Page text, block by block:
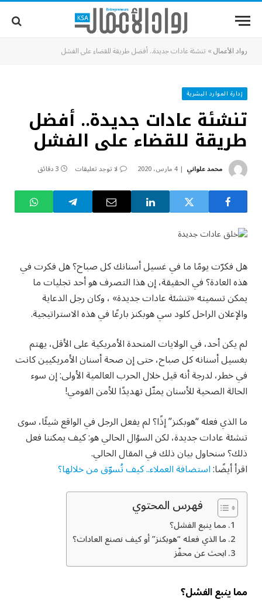
رواد الأعمال» تنشئة عادات جديدة.. أفضل طريقة للقضاء على الفشل
إدارة الموارد البشرية
تنشئة عادات جديدة.. أفضل
طريقة للقضاء على الفشل
محمد علواني 4 مارس، 2020 لا توجد تعليقات 3 دقائق
هل فكرّت يومًا ما في غسيل أسنانك كل صباح؟ هل فكرت في
هذه العادة؟ في الحقيقة، إن هذا التصرف هو أحد تجليات ما
يمكن تسميته «تنشئة عادات جديدة» ، وكان رجل الدعاية
والإعلان الراحل كلود سي هوبكنز بارعًا في هذه الاستراتيجية.
لم يكن أحد، في الولايات المتحدة الأمريكية على الأقل، يهتم
بغسيل أسنانه كل صباح، حتى إن صحة أسنان الأمريكيين كانت
في خطر، لدرجة أنه قيل خلال الحرب العالمية الأولى: إن سوء
الحالة الصحية للأسنان يمثّل تهديدًا للأمن القومي!
ما الذي فعله “هوبكنز” إذًا؟ لم يفعل الرجل في الواقع شيئًا، سوى
تنشئة عادات جديدة، لكن السؤال الحالي هو: كيف يمكننا فعل
ذلك؟ سنحاول بيان ذلك في المقال الحالي.
اقرأ أيضًا:استضافة العملاء.. كيف تُسوّق من خلالها؟
فهرس المحتوي
مما ينبع الفشل؟
ما الذي فعله “هوبكنز” أو كيف نصنع العادات؟
ابحث عن محفّز
مما ينبع الفشل؟